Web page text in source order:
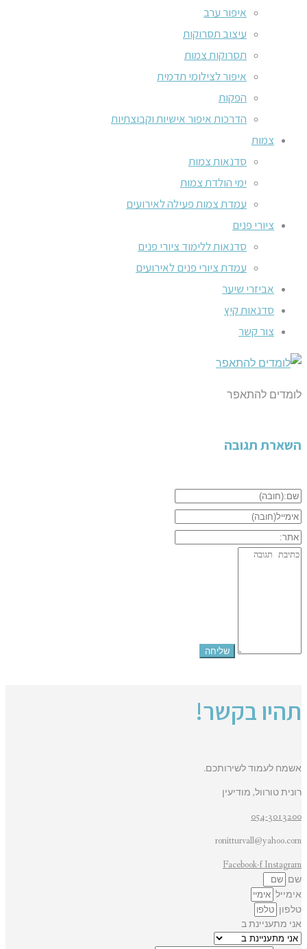
איפור ערב
עיצוב תסרוקות
תסרוקות צמות
איפור לצילומי תדמית
הפקות
הדרכות איפור אישיות וקבוצתיות
צמות
סדנאות צמות
ימי הולדת צמות
עמדת צמות פעילה לאירועים
ציורי פנים
סדנאות ללימוד ציורי פנים
עמדת ציורי פנים לאירועים
אביזרי שיער
סדנאות קיץ
צור קשר
לומדים להתאפר
השארת תגובה
תהיו בקשר!
אשמח לעמוד לשירותכם.
רונית טורוול, מודיעין
054-3013200
ronitturvall@yahoo.com
Facebook-f Instagram
שם
אימייל
טלפון
אני מתעניינת ב